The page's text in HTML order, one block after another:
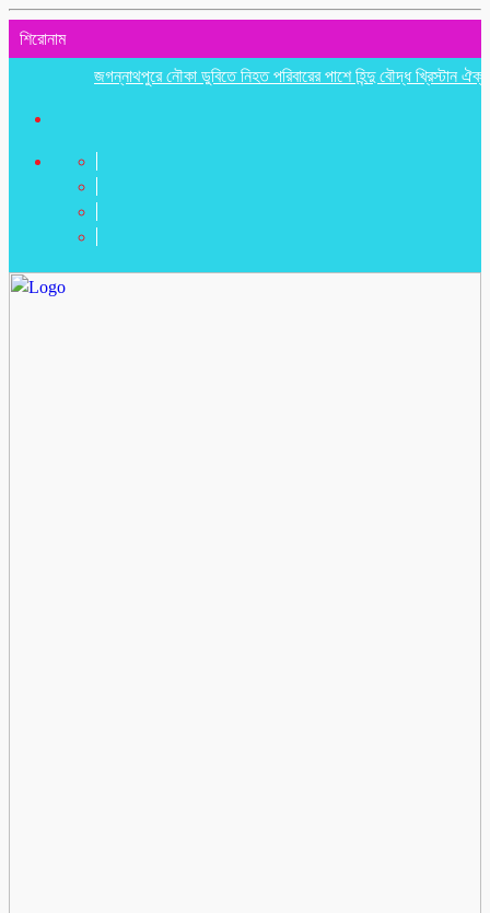
শিরোনাম
জগন্নাথপুরে নৌকা ডুবিতে নিহত পরিবারের পাশে হিন্দু বৌদ্ধ খ্রিস্টান ঐক্য